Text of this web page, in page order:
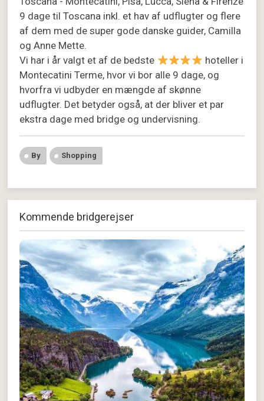
9 dage til Toscana inkl. et hav af udflugter og flere
af dem med de super gode danske guider, Camilla
og Anne Mette.
Vi har i år valgt et af de bedste
hoteller i
Montecatini Terme, hvor vi bor alle 9 dage, og
hvorfra vi udbyder en mængde af skønne
udflugter. Det betyder også, at der bliver et par
ekstra dage med bridge og undervisning.
By Shopping
Kommende bridgerejser